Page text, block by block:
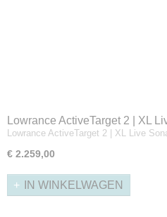
Lowrance ActiveTarget 2 | XL
Lowrance ActiveTarget 2 | XL Live
€ 2.259,00
IN WINKELWAGEN